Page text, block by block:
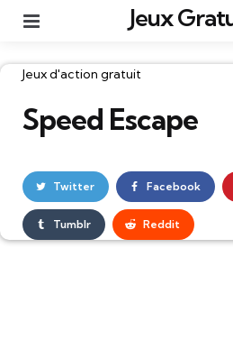
Jeux
Catégories
Jeux d'action gratuit
Speed Escape
Twitter Facebook
Tumblr Reddit